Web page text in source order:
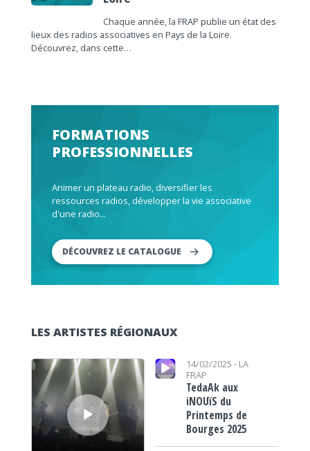
Chaque année, la FRAP publie un état des
lieux des radios associatives en Pays de la Loire.
Découvrez, dans cette…
FORMATIONS
PROFESSIONNELLES
Animer un plateau radio, diversifier les
ressources radios, développer la vie associative
d'une radio...
DÉCOUVREZ LE CATALOGUE
LES ARTISTES RÉGIONAUX
Lecteur audio
Lecteur audio 14/02/2025 - LA
FRAP
TedaAk aux
iNOUïS du
Printemps de
Bourges 2025